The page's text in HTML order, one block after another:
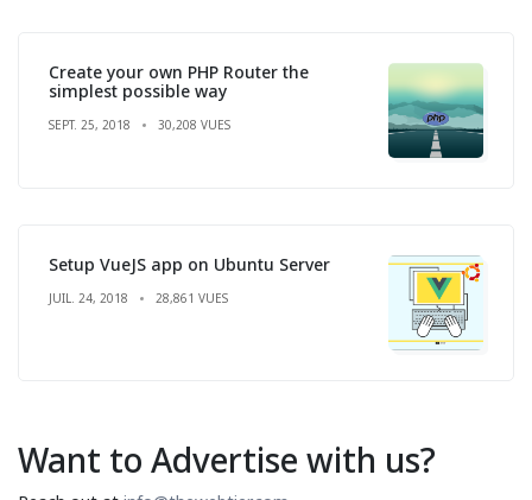
Create your own PHP Router the
simplest possible way
SEPT. 25, 2018 30,208 VUES
Setup VueJS app on Ubuntu Server
JUIL. 24, 2018 28,861 VUES
Want to Advertise with us?